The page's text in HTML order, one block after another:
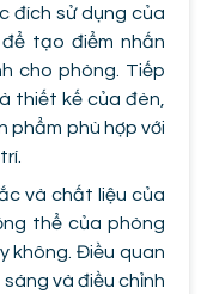
đích sử dụng của
tạo điểm nhấn
cho phòng. Tiếp
thiết kế của đèn,
phẩm phù hợp với
và chất liệu của
thể của phòng
không. Điều quan
và điều chỉnh